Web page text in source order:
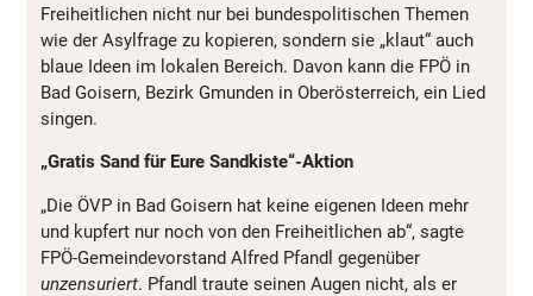
Freiheitlichen nicht nur bei bundespolitischen Themen
wie der Asylfrage zu kopieren, sondern sie „klaut“ auch
blaue Ideen im lokalen Bereich. Davon kann die FPÖ in
Bad Goisern, Bezirk Gmunden in Oberösterreich, ein Lied
singen.
„Gratis Sand für Eure Sandkiste“-Aktion
„Die ÖVP in Bad Goisern hat keine eigenen Ideen mehr
und kupfert nur noch von den Freiheitlichen ab“, sagte
FPÖ-Gemeindevorstand Alfred Pfandl gegenüber
unzensuriert. Pfandl traute seinen Augen nicht, als er